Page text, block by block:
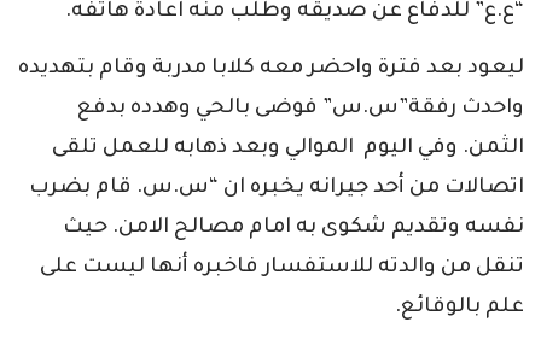
“ع.ع” للدفاع عن صديقه وطلب منه اعادة هاتفه.
ليعود بعد فترة واحضر معه كلابا مدربة وقام بتهديده
واحدث رفقة”س.س” فوضى بالحي وهدده بدفع
الثمن. وفي اليوم الموالي وبعد ذهابه للعمل تلقى
اتصالات من أحد جيرانه يخبره ان “س.س. قام بضرب
نفسه وتقديم شكوى به امام مصالح الامن. حيث
تنقل من والدته للاستفسار فاخبره أنها ليست على
علم بالوقائع.